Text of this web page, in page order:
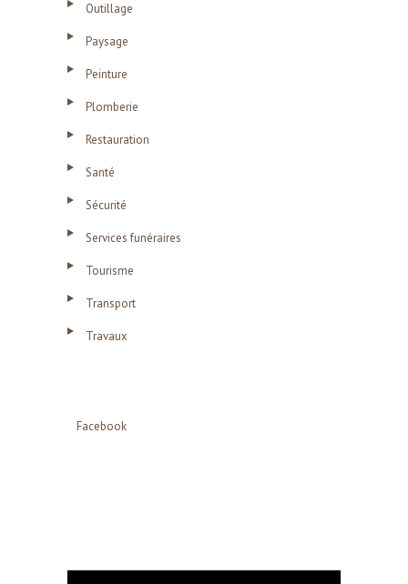
Outillage
Paysage
Peinture
Plomberie
Restauration
Santé
Sécurité
Services funéraires
Tourisme
Transport
Travaux
Facebook